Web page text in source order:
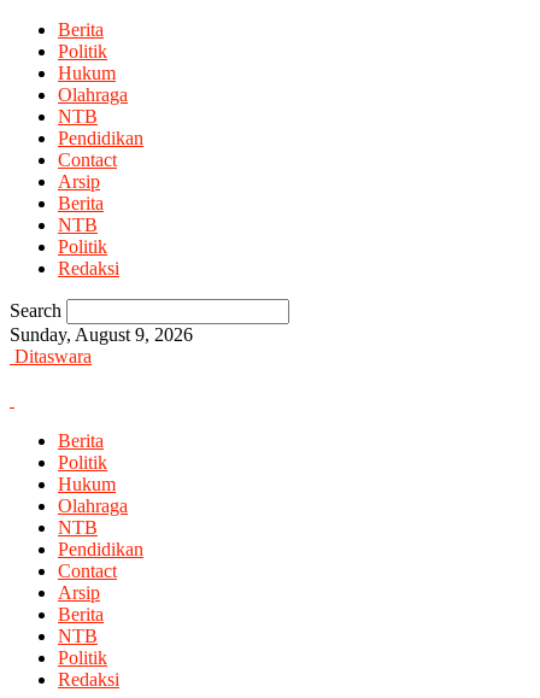
Berita
Politik
Hukum
Olahraga
NTB
Pendidikan
Contact
Arsip
Berita
NTB
Politik
Redaksi
Search
Sunday, August 9, 2026
Ditaswara
Berita
Politik
Hukum
Olahraga
NTB
Pendidikan
Contact
Arsip
Berita
NTB
Politik
Redaksi